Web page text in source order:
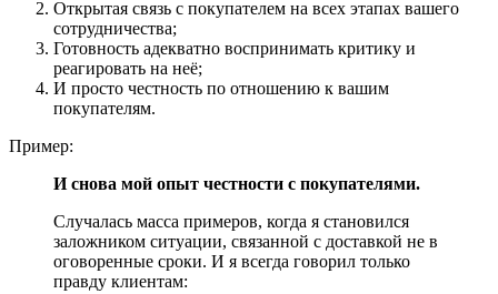
Открытая связь с покупателем на всех этапах вашего
сотрудничества;
Готовность адекватно воспринимать критику и
реагировать на неё;
И просто честность по отношению к вашим
покупателям.
Пример:
И снова мой опыт честности с покупателями.
Случалась масса примеров, когда я становился
заложником ситуации, связанной с доставкой не в
оговоренные сроки. И я всегда говорил только
правду клиентам: